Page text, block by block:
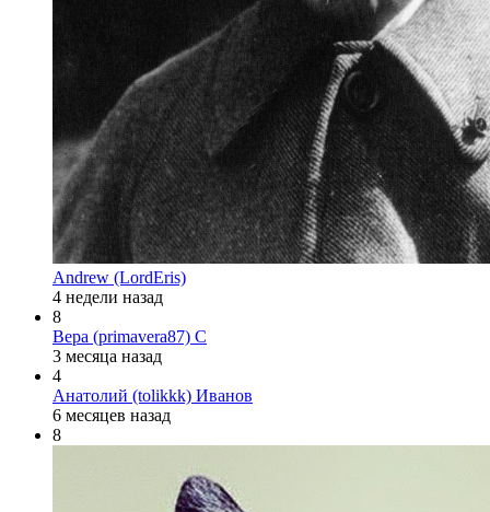
Andrew (LordEris)
4 недели назад
8
Вера (primavera87) С
3 месяца назад
4
Анатолий (tolikkk) Иванов
6 месяцев назад
8